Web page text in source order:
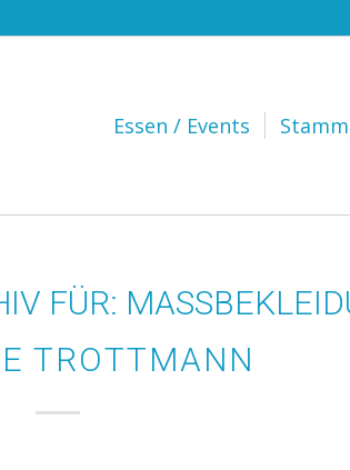
Essen / Events
FÜR:
TROTTMANN